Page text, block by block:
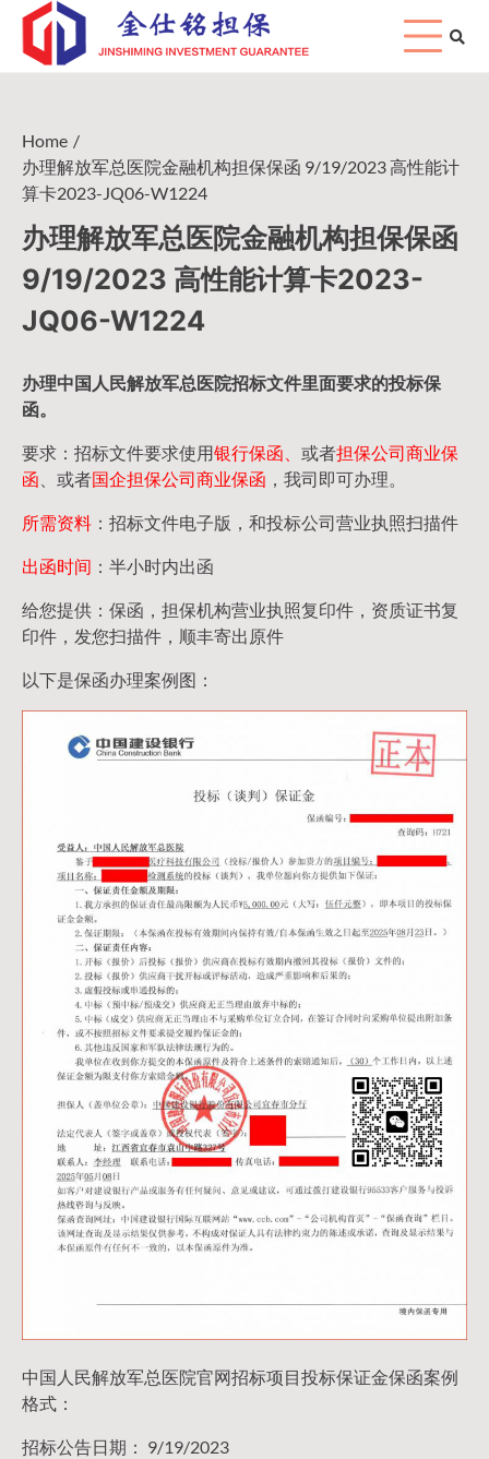
Skip
content
Home
办理解放军总医院金融机构担保保函 9/19/2023 高性能计
算卡2023-JQ06-W1224
办理解放军总医院金融机构担保保函
9/19/2023 高性能计算卡2023-
JQ06-W1224
办理中国人民解放军总医院招标文件里面要求的投标保
函。
要求：招标文件要求使用银行保函、 或者担保公司商业保
函 、或者国企担保公司商业保函 ，我司即可办理。
所需资料 ：招标文件电子版，和投标公司营业执照扫描件
出函时间 ：半小时内出函
给您提供：保函，担保机构营业执照复印件，资质证书复
印件，发您扫描件，顺丰寄出原件
以下是保函办理案例图：
中国人民解放军总医院官网招标项目投标保证金保函案例
格式：
招标公告日期： 9/19/2023